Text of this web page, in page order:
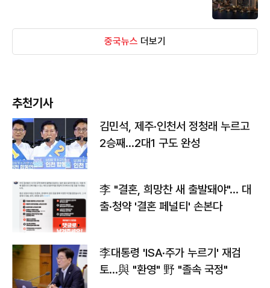
중국뉴스 더보기
추천기사
김민석, 제주·인천서 정청래 누르고
2승째…2대1 구도 완성
李 "결혼, 희망찬 새 출발돼야"… 대
출·청약 '결혼 페널티' 손본다
李대통령 'ISA·주가 누르기' 재검
토…與 "환영" 野 "졸속 국정"